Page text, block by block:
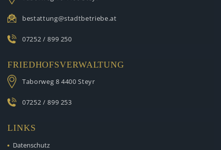
bestattung@stadtbetriebe.at
07252 / 899 250
FRIEDHOFSVERWALTUNG
Taborweg 8 4400 Steyr
07252 / 899 253
LINKS
Datenschutz